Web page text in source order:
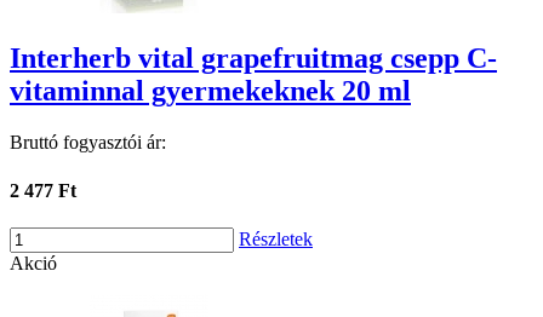
Interherb vital grapefruitmag csepp C-
vitaminnal gyermekeknek 20 ml
Bruttó fogyasztói ár:
2 477 Ft
Részletek
Akció